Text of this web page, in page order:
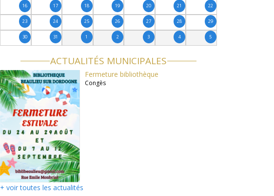
16 17 18 19 20 21 22
23 24 25 26 27 28 29
30 31 1 2 3 4 5
ACTUALITÉS MUNICIPALES
Fermeture bibliothèque
Congès
+ voir toutes les actualités